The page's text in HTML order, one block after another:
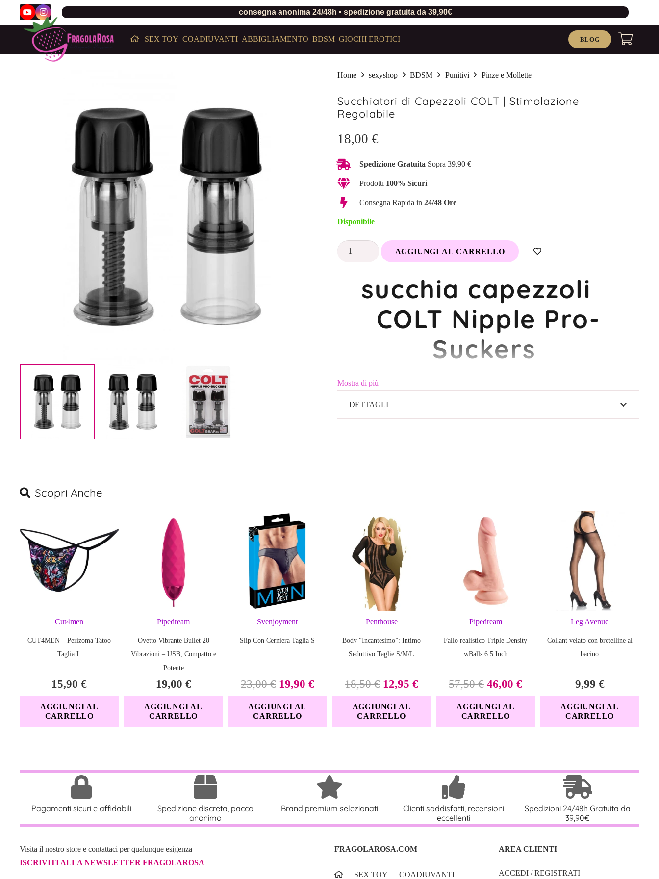
consegna anonima 24/48h • spedizione gratuita da 39,90€
SEX TOY COADIUVANTI ABBIGLIAMENTO BDSM GIOCHI EROTICI BLOG
Home sexyshop BDSM Punitivi Pinze e Mollette
Succhiatori di Capezzoli COLT | Stimolazione
Regolabile
18,00 €
Spedizione Gratuita Sopra 39,90 €
Prodotti 100% Sicuri
Consegna Rapida in 24/48 Ore
Disponibile
Succhiatori
AGGIUNGI AL CARRELLO
succhia capezzoli
COLT Nipple Pro-
Suckers
Piacere Intenso a Portata di
Mano
il tuo ritmo.
Caratteristiche Principali:
Sistema di aspirazione regolabile : controllo totale con una semplice rotazione
Design a sigillo sicuro : rimangono saldamente in posizione durante l’uso
Materiali sicuri per il corpo
: cilindro in AS, tappo e stantuffo in ABS, guarnizione in
Compatibili con giochi di coppia e sessioni solitarie : perfetti per ogni tipo di esplorazione
Specifiche Tecniche:
AS, ABS, Silicone
Colore Trasparente/Grigio
Mostra di più
DETTAGLI
Scopri Anche
Cut4men
CUT4MEN – Perizoma Tatoo
Taglia L
15,90€
AGGIUNGI AL
CARRELLO
Pipedream
Ovetto Vibrante Bullet 20
Vibrazioni – USB, Compatto e
Potente
19,00 €
AGGIUNGI AL
CARRELLO
Svenjoyment
Slip Con Cerniera Taglia S
23,00€ Il
prezzo
originale
era:
19,90 €Il
prezzo
è:
AGGIUNGI AL
CARRELLO
Penthouse
Body “Incantesimo”: Intimo
Seduttivo Taglie S/M/L
18,50€ Il
prezzo
originale
era:
12,95€Il
prezzo
è:
AGGIUNGI AL
CARRELLO
Pipedream
Fallo realistico Triple Density
wBalls 6.5 Inch
57,50€ Il
prezzo
originale
era:
46,00€Il
prezzo
è:
AGGIUNGI AL
CARRELLO
Leg Avenue
Collant velato con bretelline al
bacino
9,99 €
AGGIUNGI AL
CARRELLO
Pagamenti sicuri e affidabili
Spedizione discreta, pacco
anonimo
Brand premium selezionati
Clienti soddisfatti, recensioni
eccellenti
Spedizioni 24/48h Gratuita da
39,90€
Visita il nostro store e contattaci per qualunque esigenza
ISCRIVITI ALLA NEWSLETTER FRAGOLAROSA
FRAGOLAROSA.COM
SEX TOY COADIUVANTI
AREA CLIENTI
ACCEDI / REGISTRATI